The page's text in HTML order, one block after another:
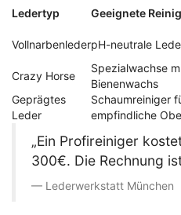
Ledertyp Geeignete
VollnarbenlederpH-neutrale
Crazy Horse
Spezialwachse
Bienenwachs
Geprägtes
Leder
Schaumreiniger
empfindliche
„Ein Profireiniger
300€. Die Rechnung
Lederwerkstatt München